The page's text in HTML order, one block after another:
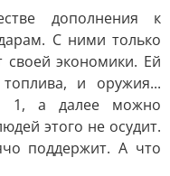
дополнения к
С ними только
экономики. Ей
и оружия...
1, а далее можно
этого не осудит.
поддержит. А что